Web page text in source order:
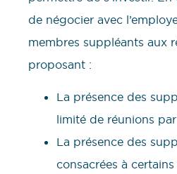
de négocier avec
membres suppléants aux
proposant :
La présence des
limité de réunions
La présence des
consacrées à